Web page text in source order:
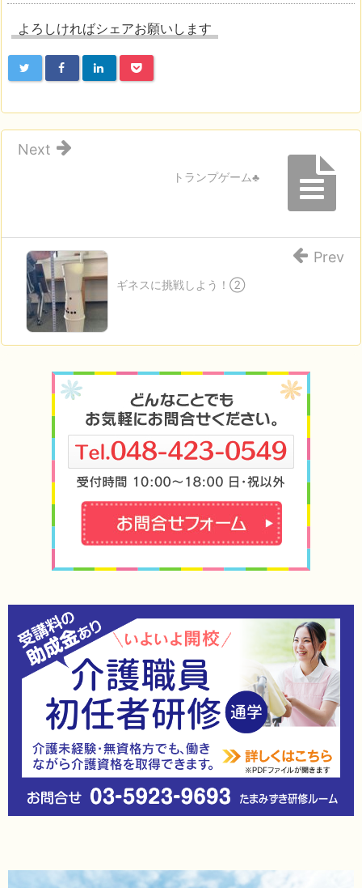
よろしければシェアお願いします
トランプゲーム♣
Next
ギネスに挑戦しよう！②
Prev